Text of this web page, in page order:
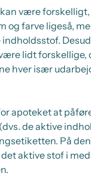
være forskelligt,
og farve ligeså,
lidt forskellige,
hver især
apoteket at
de aktive
På
aktive stof i